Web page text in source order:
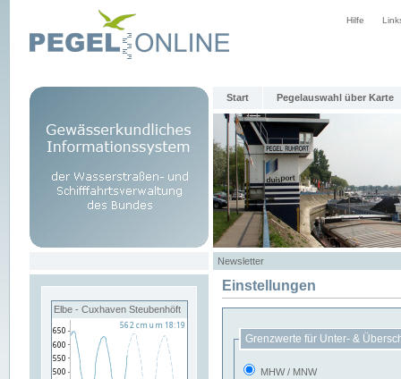
Hilfe
Start Pegelauswahl über Karte
Newsletter
Elbe - Cuxhaven Steubenhöft
Einstellungen
Grenzwerte für Unter- &
MHW / MNW